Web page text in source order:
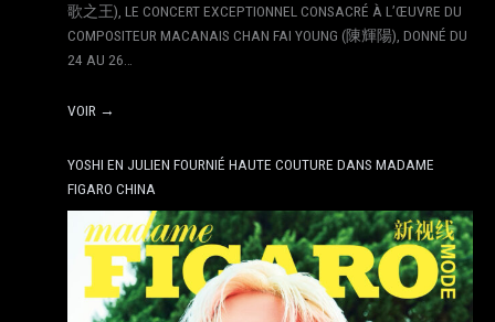
歌之王), LE CONCERT EXCEPTIONNEL CONSACRÉ À L’ŒUVRE DU
COMPOSITEUR MACANAIS CHAN FAI YOUNG (陳輝陽), DONNÉ DU
24 AU 26…
VOIR →
YOSHI EN JULIEN FOURNIÉ HAUTE COUTURE DANS MADAME
FIGARO CHINA